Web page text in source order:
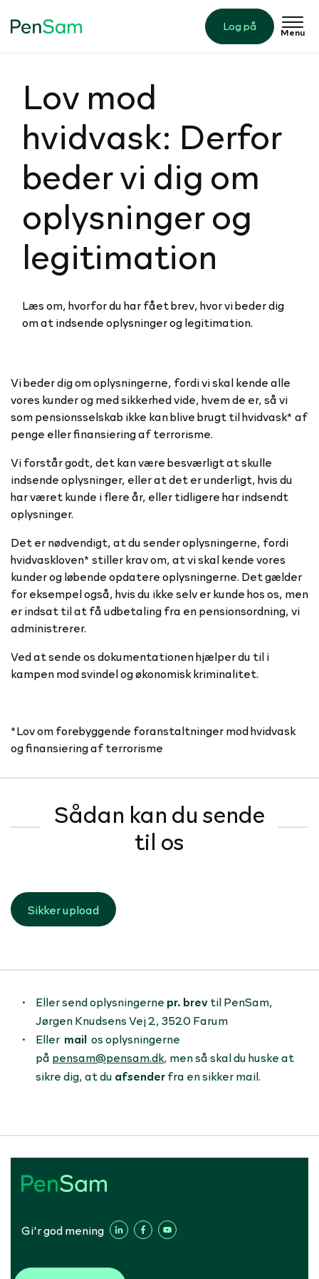
Log på Menu
Lov mod
hvidvask: Derfor
beder vi dig om
op­lys­nin­ger og
le­gi­ti­ma­tion
Læs om, hvorfor du har fået brev, hvor vi beder dig
om at indsende oplysninger og legitimation.
Vi beder dig om oplysningerne, fordi vi skal kende alle
vores kunder og med sikkerhed vide, hvem de er, så vi
som pensionsselskab ikke kan blive brugt til hvidvask* af
penge eller finansiering af terrorisme.
Vi forstår godt, det kan være besværligt at skulle
indsende oplysninger, eller at det er underligt, hvis du
har været kunde i flere år, eller tidligere har indsendt
oplysninger.
Det er nødvendigt, at du sender oplysningerne, fordi
hvidvaskloven* stiller krav om, at vi skal kende vores
kunder og løbende opdatere oplysningerne. Det gælder
for eksempel også, hvis du ikke selv er kunde hos os, men
er indsat til at få udbetaling fra en pensionsordning, vi
administrerer.
Ved at sende os dokumentationen hjælper du til i
kampen mod svindel og økonomisk kriminalitet.
*Lov om forebyggende foranstaltninger mod hvidvask
og finansiering af terrorisme
Sådan kan du sende
til os
Sikker upload
Eller send oplysningerne pr. brevtil PenSam,
Jørgen Knudsens Vej 2, 3520 Farum
Eller mail os oplysningerne
på pensam@pensam.dk, men så skal du huske at
sikre dig, at du afsenderfra en sikker mail.
Gi'r god mening